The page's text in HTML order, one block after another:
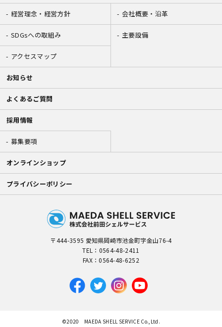
経営理念・経営方針 会社概要・沿革
SDGsへの取組み 主要設備
アクセスマップ
お知らせ
よくあるご質問
採用情報
募集要項
オンラインショップ
プライバシーポリシー
〒444-3595 愛知県岡崎市池金町字金山76-4
TEL： 0564-48-2411
FAX：0564-48-6252
©2020 MAEDA SHELL SERVICE Co.,Ltd.